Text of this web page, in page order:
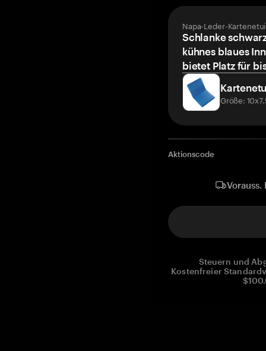
Napa-Leder-
Schlanke
kühnes blaues
bietet Platz für
Größe:
Aktionscode
Steuern und
Kostenfreier